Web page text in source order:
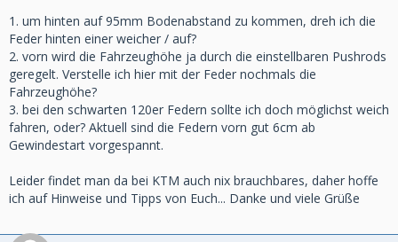
1. um hinten auf 95mm Bodenabstand zu kommen, dreh ich die
Feder hinten einer weicher / auf?
2. vorn wird die Fahrzeughöhe ja durch die einstellbaren Pushrods
geregelt. Verstelle ich hier mit der Feder nochmals die
Fahrzeughöhe?
3. bei den schwarten 120er Federn sollte ich doch möglichst weich
fahren, oder? Aktuell sind die Federn vorn gut 6cm ab
Gewindestart vorgespannt.
Leider findet man da bei KTM auch nix brauchbares, daher hoffe
ich auf Hinweise und Tipps von Euch... Danke und viele Grüße